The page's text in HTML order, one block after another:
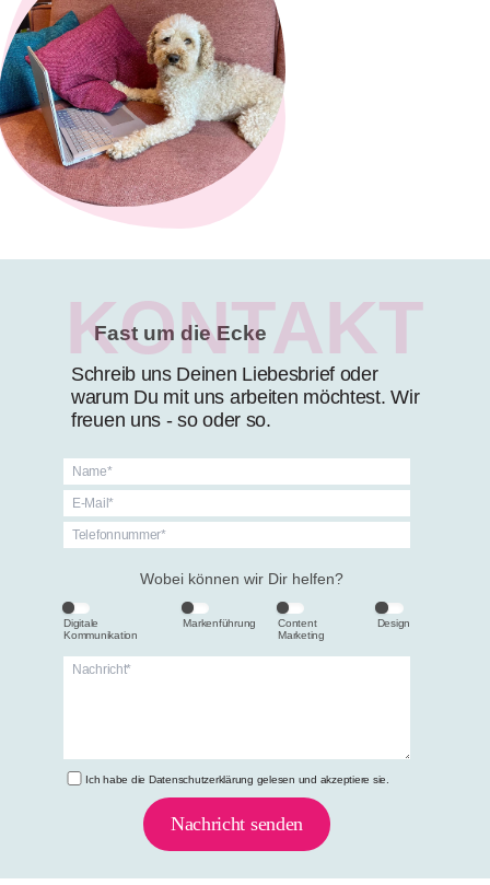
Fast um die Ecke
KONTAKT
Schreib uns Deinen Liebesbrief oder
warum Du mit uns arbeiten möchtest. Wir
freuen uns - so oder so.
Wobei können wir Dir helfen?
Digitale
Kommunikation
Markenführung
Content
Marketing
Design
Ich habe die Datenschutzerklärung gelesen und akzeptiere sie.
Nachricht senden